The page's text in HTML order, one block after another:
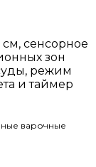
сенсорное
зон
режим
и таймер
варочные